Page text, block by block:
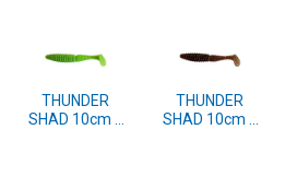
THUNDER
SHAD 10cm 1
THUNDER
SHAD 10cm 1